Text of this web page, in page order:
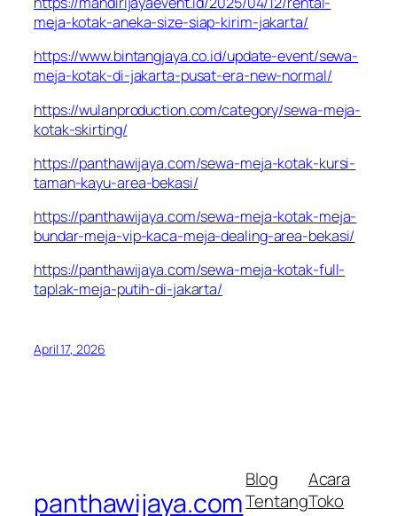
meja-kotak-aneka-size-siap-kirim-jakarta/
https://www.bintangjaya.co.id/update-event/sewa-
meja-kotak-di-jakarta-pusat-era-new-normal/
https://wulanproduction.com/category/sewa-meja-
kotak-skirting/
https://panthawijaya.com/sewa-meja-kotak-kursi-
taman-kayu-area-bekasi/
https://panthawijaya.com/sewa-meja-kotak-meja-
bundar-meja-vip-kaca-meja-dealing-area-bekasi/
https://panthawijaya.com/sewa-meja-kotak-full-
taplak-meja-putih-di-jakarta/
April 17, 2026
panthawijaya.com
Blog
Tentang
Acara
Toko